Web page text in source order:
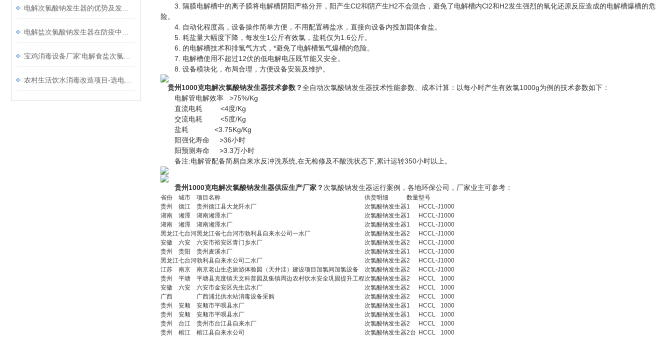
3. 隔膜电解槽中的离子膜将电解槽阴阳严格分开，阳产生Cl2和阴产生H2不会混合，避免了电解槽内Cl2和H2发生强烈的氧化还原反应造成的电解槽爆槽的危
险。
4. 自动化程度高，设备操作简单方便，不用配置稀盐水，直接向设备内投加固体食盐。
5. 耗盐量大幅度下降，每发生1公斤有效氯，盐耗仅为1.6公斤。
6. 的电解槽技术和排氢气方式，*避免了电解槽氢气爆槽的危险。
7. 电解槽使用不超过12伏的低电解电压既节能又安全。
8. 设备模块化，布局合理，方便设备安装及维护。
贵州1000克电解次氯酸钠发生器技术参数​？全自动次氯酸钠发生器技术性能参数、成本计算：以每小时产生有效氯1000g为例的技术参数如下：
电解管电解效率 >75%/Kg
直流电耗 <4度/Kg
交流电耗 <5度/Kg
盐耗 <3.75Kg/Kg
阳强化寿命 >36小时
阳预测寿命 >3.3万小时
备注:电解管配备简易自来水反冲洗系统,在无检修及不酸洗状态下,累计运转350小时以上。
贵州1000克电解次氯酸钠发生器供应生产厂家？ 次氯酸钠发生器运行案例，各地环保公司，厂家业主可参考：
省份 城市 项目名称 供货明细 数量型号
贵州
德江 贵州德江县大龙阡水厂 次氯酸钠发生器1 HCCL-J1000
湖南
湘潭 湖南湘潭水厂 次氯酸钠发生器1 HCCL-J1000
湖南
湘潭 湖南湘潭水厂 次氯酸钠发生器1 HCCL-J1000
黑龙江七台河黑龙江省七台河市勃利县自来水公司一水厂 次氯酸钠发生器2 HCCL-J1000
安徽
六安 六安市裕安区青门乡水厂 次氯酸钠发生器2 HCCL-J1000
贵州
贵阳 贵州麦溪水厂 次氯酸钠发生器1 HCCL-J1000
黑龙江七台河勃利县自来水公司二水厂 次氯酸钠发生器2 HCCL-J1000
江苏
南京 南京老山生态旅游体验园（天井洼）建设项目加氯间加氯设备 次氯酸钠发生器2 HCCL-J1000
贵州
平塘 平塘县克度镇天文科普园及集镇周边农村饮水安全巩固提升工程次氯酸钠发生器2 HCCL
1000
安徽
六安 六安市金安区先生店水厂 次氯酸钠发生器2 HCCL
1000
广西
广西浦北供水站消毒设备采购 次氯酸钠发生器2 HCCL
1000
贵州
安顺 安顺市平呗县水厂 次氯酸钠发生器1 HCCL
1000
贵州
安顺 安顺市平呗县水厂 次氯酸钠发生器1 HCCL
1000
贵州
台江 贵州市台江县自来水厂 次氯酸钠发生器2 HCCL
1000
贵州
榕江 榕江县自来水公司 次氯酸钠发生器2台 HCCL 1000